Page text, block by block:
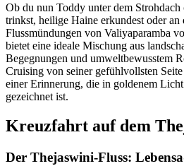
Ob du nun Toddy unter dem
trinkst, heilige Haine erkundest oder an
Flussmündungen von Valiyaparamba
bietet eine ideale Mischung aus
Begegnungen und umweltbewusstem
Cruising von seiner gefühlvollsten
einer Erinnerung, die in goldenem
gezeichnet ist.
Kreuzfahrt auf dem
Der Thejaswini-Fluss: